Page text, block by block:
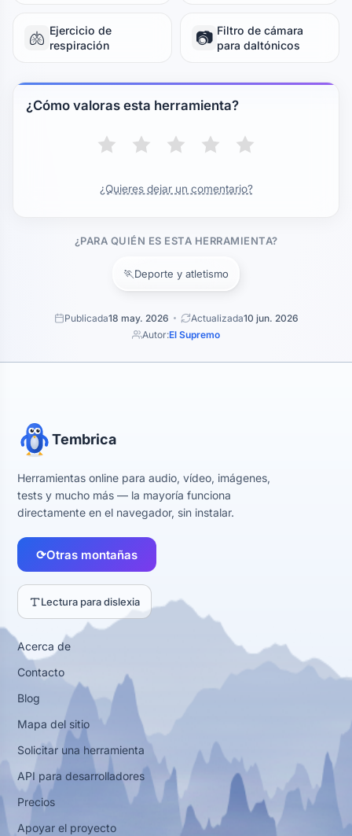
🫁 Ejercicio de
respiración
📷 Filtro de cámara
para daltónicos
¿Cómo valoras esta herramienta?
¿Quieres dejar un comentario?
¿PARA QUIÉN ES ESTA HERRAMIENTA?
🏃Deporte y atletismo
Publicada18 may. 2026 Actualizada10 jun. 2026
Autor:El Supremo
Tembrica
Herramientas online para audio, vídeo, imágenes,
tests y mucho más — la mayoría funciona
directamente en el navegador, sin instalar.
⟳Otras montañas
Lectura para dislexia
Acerca de
Contacto
Blog
Mapa del sitio
Solicitar una herramienta
API para desarrolladores
Precios
Apoyar el proyecto